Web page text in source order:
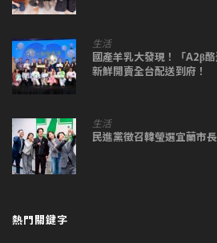
生活
國產羊乳大發現！「A2β
新鮮開賣全台配送到府！
生活
民進黨徵召韓瑩選宜蘭市
熱門關鍵字